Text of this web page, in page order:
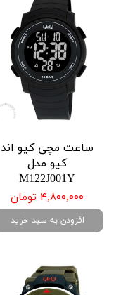
ساعت مچی کیو اند
کیو مدل
M122J001Y
۴,۸۰۰,۰۰۰ تومان
افزودن به سبد خرید